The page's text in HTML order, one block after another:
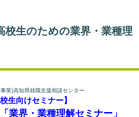
校生のための業界・業種理
業)高知県就職支援相談センター
校生向けセミナー】
業界・業種理解セミナー」